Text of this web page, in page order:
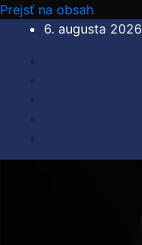
Prejsť na obsah
6. augusta 2026